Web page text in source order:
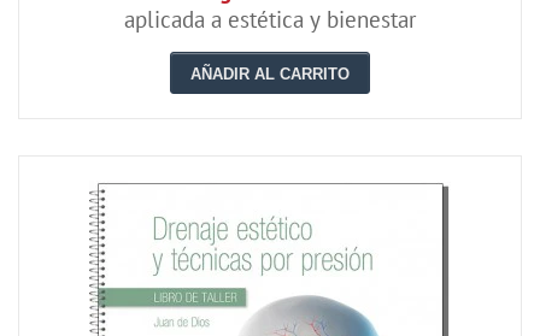
aplicada a estética y bienestar
AÑADIR AL CARRITO